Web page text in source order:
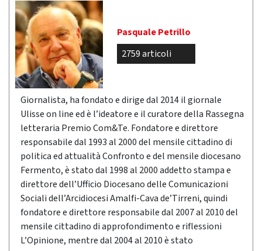
Pasquale Petrillo
2759 articoli
Giornalista, ha fondato e dirige dal 2014 il giornale
Ulisse on line ed è l’ideatore e il curatore della Rassegna
letteraria Premio Com&Te. Fondatore e direttore
responsabile dal 1993 al 2000 del mensile cittadino di
politica ed attualità Confronto e del mensile diocesano
Fermento, è stato dal 1998 al 2000 addetto stampa e
direttore dell’Ufficio Diocesano delle Comunicazioni
Sociali dell’Arcidiocesi Amalfi-Cava de’Tirreni, quindi
fondatore e direttore responsabile dal 2007 al 2010 del
mensile cittadino di approfondimento e riflessioni
L’Opinione, mentre dal 2004 al 2010 è stato